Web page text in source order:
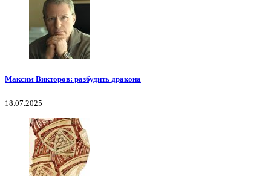
Максим Викторов: разбудить дракона
18.07.2025